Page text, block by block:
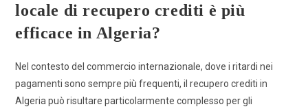
locale di recupero crediti è più
efficace in Algeria?
Nel contesto del commercio internazionale, dove i ritardi nei
pagamenti sono sempre più frequenti, il recupero crediti in
Algeria può risultare particolarmente complesso per gli